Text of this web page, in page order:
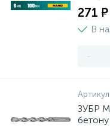
271 ₽
В
-
Артикул:
ЗУБР